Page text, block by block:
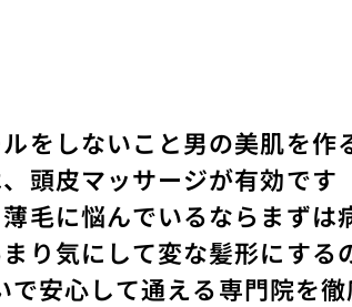
をしないこと男の美肌を作
頭皮マッサージが有効です
薄毛に悩んでいるならまずは
り気にして変な髪形にする
安心して通える専門院を